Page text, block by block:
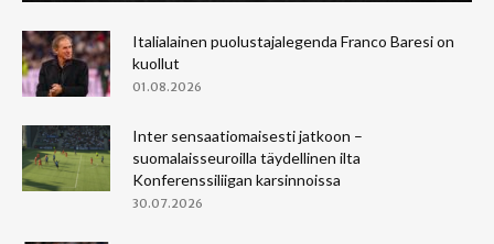
Italialainen puolustajalegenda Franco Baresi on
kuollut
01.08.2026
Inter sensaatiomaisesti jatkoon –
suomalaisseuroilla täydellinen ilta
Konferenssiliigan karsinnoissa
30.07.2026